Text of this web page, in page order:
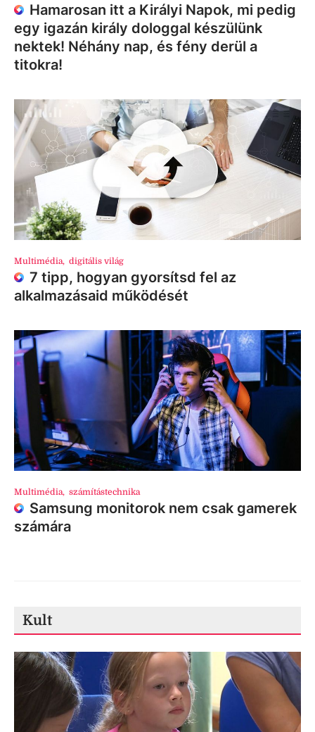
Hamarosan itt a Királyi Napok, mi pedig
egy igazán király dologgal készülünk
nektek! Néhány nap, és fény derül a
titokra!
Multimédia, digitális világ
7 tipp, hogyan gyorsítsd fel az
alkalmazásaid működését
Multimédia, számítástechnika
Samsung monitorok nem csak gamerek
számára
Kult